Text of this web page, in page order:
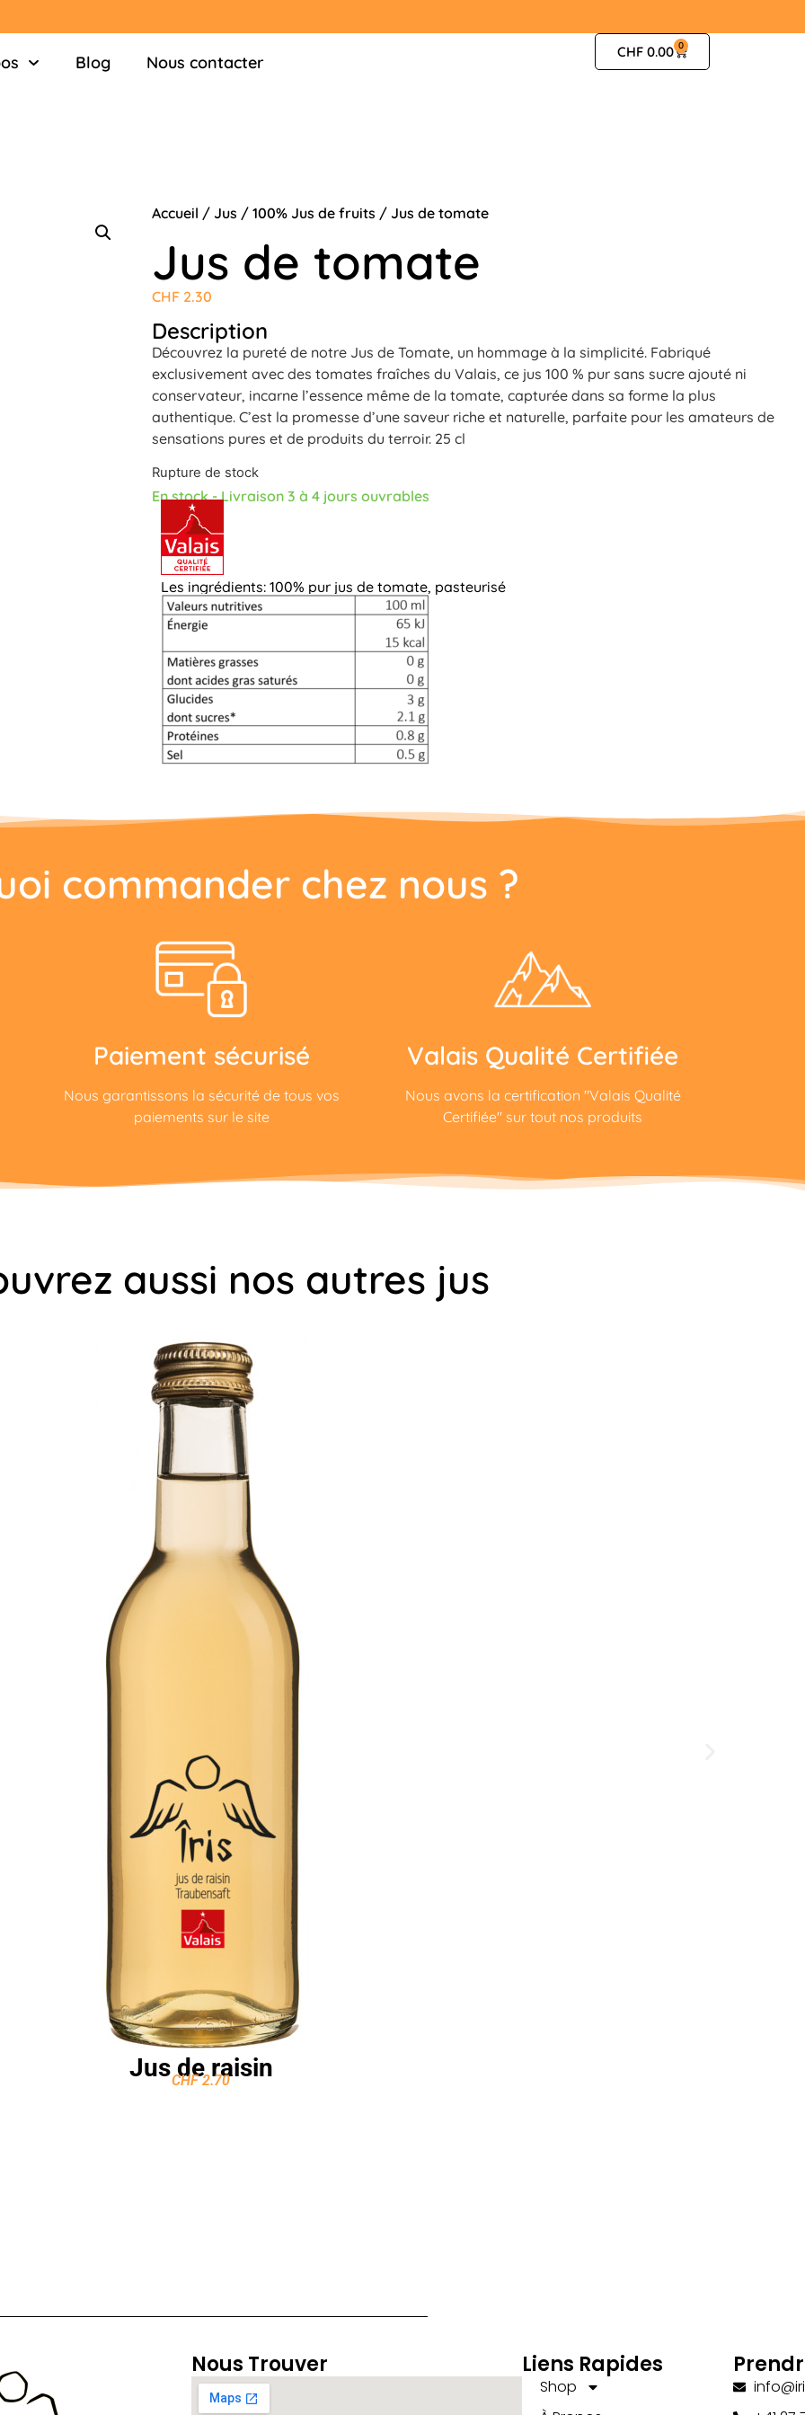
Blog Nous contacter
CHF 0.00 0
Accueil / Jus /100% Jus de fruits / Jus de tomate
Jus de tomate
CHF 2.30
Description
Découvrez la pureté de notre Jus de Tomate, un hommage à la simplicité. Fabriqué
exclusivement avec des tomates fraîches du Valais, ce jus 100 % pur sans sucre ajouté ni
conservateur, incarne l’essence même de la tomate, capturée dans sa forme la plus
authentique. C’est la promesse d’une saveur riche et naturelle, parfaite pour les amateurs de
sensations pures et de produits du terroir. 25 cl
Rupture de stock
En stock - Livraison 3 à 4 jours ouvrables
Les ingrédients: 100% pur jus de tomate, pasteurisé
commander chez nous ?
Paiement sécurisé
Nous garantissons la sécurité de tous vos
paiements sur le site
Valais Qualité Certifiée
Nous avons la certification "Valais Qualité
Certifiée" sur tout nos produits
aussi nos autres jus
Jus de raisin
CHF2.70
Liens Rapides
Shop
Nous Trouver